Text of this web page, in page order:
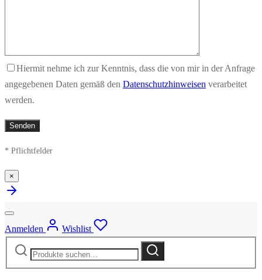
Hiermit nehme ich zur Kenntnis, dass die von mir in der Anfrage
angegebenen Daten gemäß den Datenschutzhinweisen verarbeitet
werden.
* Pflichtfelder
×
Anmelden
Wishlist
Suche
Suche